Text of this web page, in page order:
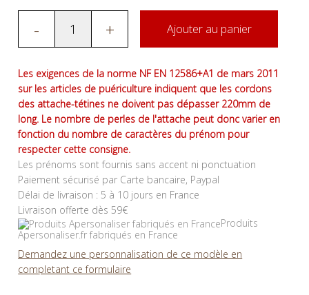
- + Ajouter au panier
Les exigences de la norme NF EN 12586+A1 de mars 2011
sur les articles de puériculture indiquent que les cordons
des attache-tétines ne doivent pas dépasser 220mm de
long. Le nombre de perles de l'attache peut donc varier en
fonction du nombre de caractères du prénom pour
respecter cette consigne.
Les prénoms sont fournis sans accent ni ponctuation
Paiement sécurisé par Carte bancaire, Paypal
Délai de livraison : 5 à 10 jours en France
Livraison offerte dès 59€
Produits
Apersonaliser.fr fabriqués en France
Demandez une personnalisation de ce modèle en
completant ce formulaire